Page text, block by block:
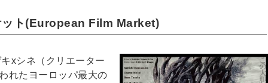
ット(European Film Market)
xシネ（クリエーター
れたヨーロッパ最大の